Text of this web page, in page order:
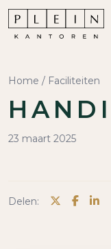
Home / Faciliteiten
23 maart 2025
Delen: